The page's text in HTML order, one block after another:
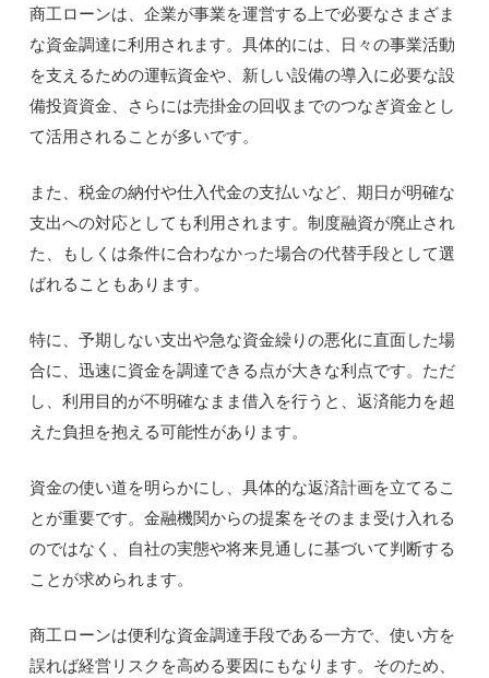
商工ローンは、企業が事業を運営する上で必要なさまざま
な資金調達に利用されます。具体的には、日々の事業活動
を支えるための運転資金や、新しい設備の導入に必要な設
備投資資金、さらには売掛金の回収までのつなぎ資金とし
て活用されることが多いです。
また、税金の納付や仕入代金の支払いなど、期日が明確な
支出への対応としても利用されます。制度融資が廃止され
た、もしくは条件に合わなかった場合の代替手段として選
ばれることもあります。
特に、予期しない支出や急な資金繰りの悪化に直面した場
合に、迅速に資金を調達できる点が大きな利点です。ただ
し、利用目的が不明確なまま借入を行うと、返済能力を超
えた負担を抱える可能性があります。
資金の使い道を明らかにし、具体的な返済計画を立てるこ
とが重要です。金融機関からの提案をそのまま受け入れる
のではなく、自社の実態や将来見通しに基づいて判断する
ことが求められます。
商工ローンは便利な資金調達手段である一方で、使い方を
誤れば経営リスクを高める要因にもなります。そのため、